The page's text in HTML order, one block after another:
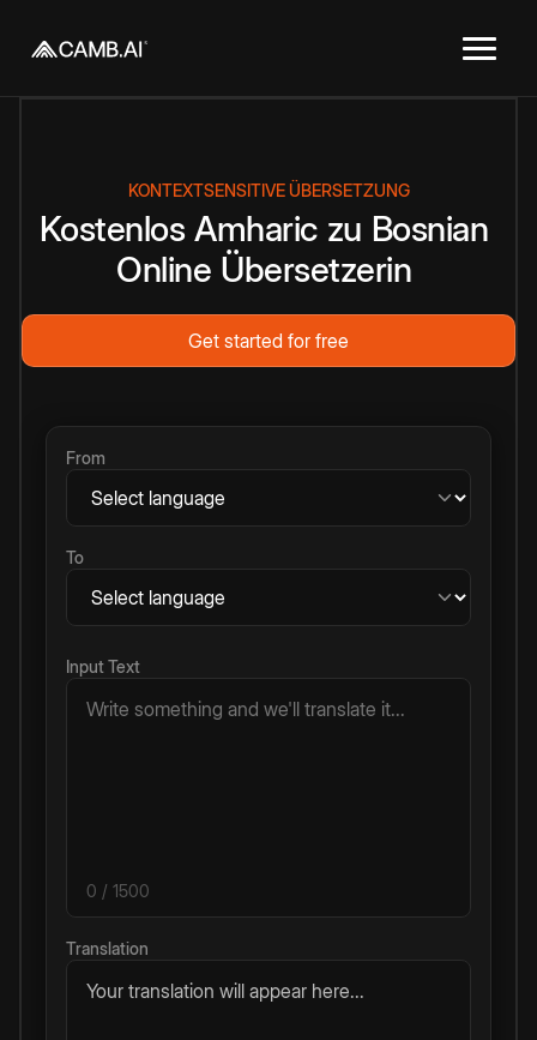
KONTEXTSENSITIVE ÜBERSETZUNG
Kostenlos Amharic zu Bosnian
Online Übersetzerin
Get started for free
From
To
Input Text
0 / 1500
Translation
Your translation will appear here...